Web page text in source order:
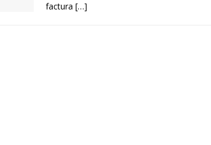
factura […]